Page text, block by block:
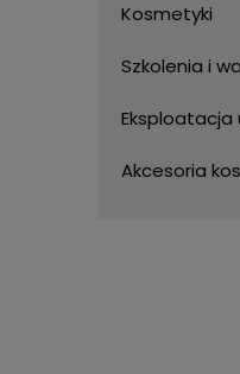
Kosmetyki
Szkolenia i
Eksploatacja
Akcesoria